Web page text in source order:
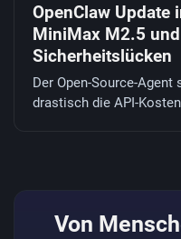
OpenClaw Update
MiniMax M2.5
Sicherheitslücken
Der Open-Source-
drastisch die API-
Von